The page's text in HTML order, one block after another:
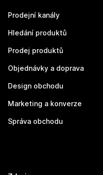
Prodejní kanály
Hledání produktů
Prodej produktů
Objednávky a doprava
Design obchodu
Marketing a konverze
Správa obchodu